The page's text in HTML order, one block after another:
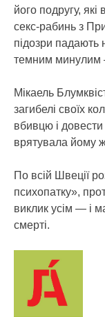
його подругу,
секс-рабинь з
підозри падають
темним минулим
Мікаель
загибелі своїх
вбивцю і довести
врятувала йому
По всій Швеції
психопатку»,
виклик усім — і
смерті.